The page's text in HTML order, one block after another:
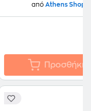
από Athens Shop
Προσθήκη